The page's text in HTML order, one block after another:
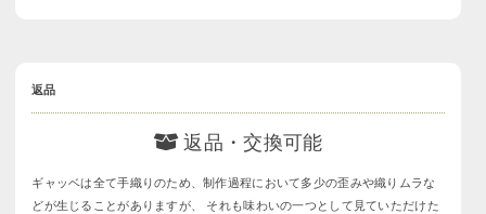
返品
返品・交換可能
ギャッベは全て手織りのため、制作過程において多少の歪みや織りムラな
どが生じることがありますが、 それも味わいの一つとして見ていただけた